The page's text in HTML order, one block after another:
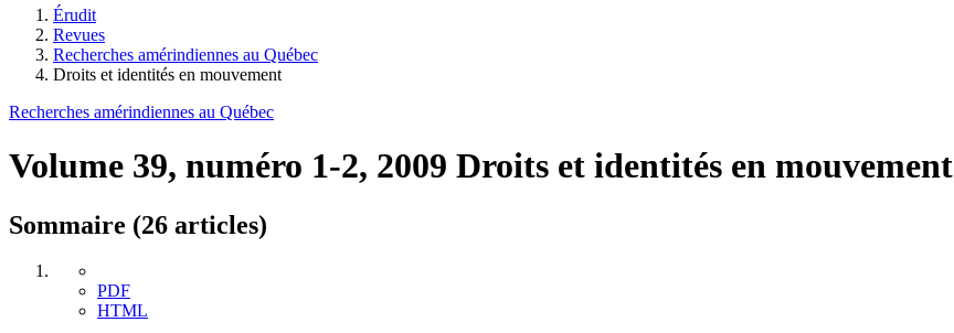
Érudit
Revues
Recherches amérindiennes au Québec
Droits et identités en mouvement
Recherches amérindiennes au Québec
Volume 39, numéro 1-2, 2009 Droits et identités en mouvement
Sommaire (26 articles)
PDF
HTML